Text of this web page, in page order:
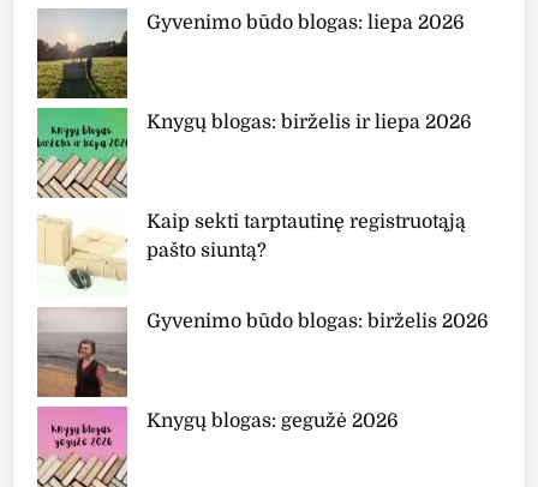
Gyvenimo būdo blogas: liepa 2026
Knygų blogas: birželis ir liepa 2026
Kaip sekti tarptautinę registruotąją
pašto siuntą?
Gyvenimo būdo blogas: birželis 2026
Knygų blogas: gegužė 2026